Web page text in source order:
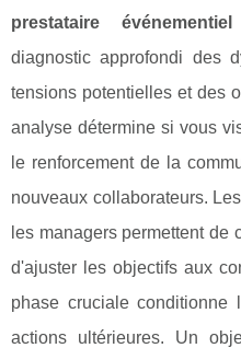
prestataire
diagnostic approfondi des
tensions potentielles et des
analyse détermine si vous
le renforcement de la
nouveaux collaborateurs.
les managers permettent de
d'ajuster les objectifs aux
phase cruciale conditionne
actions ultérieures. Un